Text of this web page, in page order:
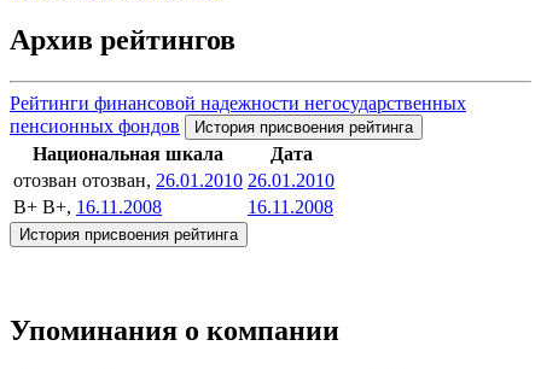
Архив рейтингов
Рейтинги финансовой надежности негосударственных
пенсионных фондов
История присвоения рейтинга
Национальная шкала
Дата
отозван отозван, 26.01.2010 26.01.2010
B+ B+, 16.11.2008 16.11.2008
История присвоения рейтинга
Упоминания о компании